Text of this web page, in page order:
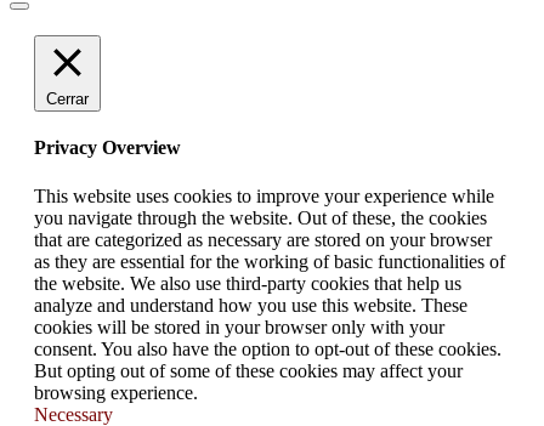
Cerrar
Privacy Overview
This website uses cookies to improve your experience while
you navigate through the website. Out of these, the cookies
that are categorized as necessary are stored on your browser
as they are essential for the working of basic functionalities of
the website. We also use third-party cookies that help us
analyze and understand how you use this website. These
cookies will be stored in your browser only with your
consent. You also have the option to opt-out of these cookies.
But opting out of some of these cookies may affect your
browsing experience.
Necessary